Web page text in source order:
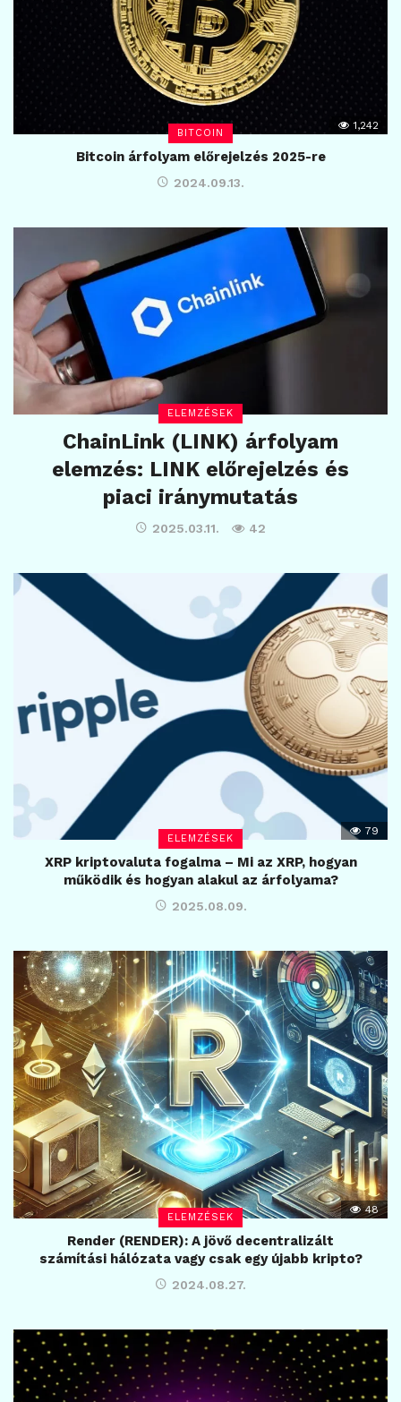
BITCOIN
1,242
Bitcoin árfolyam előrejelzés 2025-re
2024.09.13.
ELEMZÉSEK
ChainLink (LINK) árfolyam
elemzés: LINK előrejelzés és
piaci iránymutatás
2025.03.11. 42
ELEMZÉSEK
79
XRP kriptovaluta fogalma – Mi az XRP, hogyan
működik és hogyan alakul az árfolyama?
2025.08.09.
ELEMZÉSEK
48
Render (RENDER): A jövő decentralizált
számítási hálózata vagy csak egy újabb kripto?
2024.08.27.